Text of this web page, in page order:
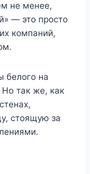
не менее,
— это просто
компаний,
белого на
Но так же, как
стоящую за